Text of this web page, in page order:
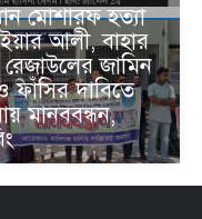
মোশারফ হত্যা
আলী, বাহার
জামিন
ফাঁসির দাবিতে
মানববন্ধন,